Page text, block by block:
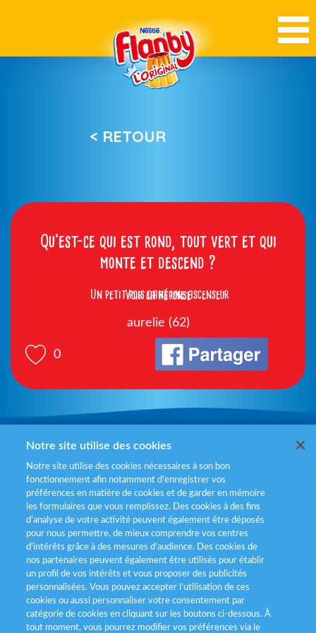
< RETOUR
Qu’est-ce qui est rond, tout vert et qui
monte et descend ?
Voir la réponse
Un petit pois dans une ascenseur
0
aurelie (62)
Mentions légales
Politiques de gestion des cookies
Politique données personnelles
Services consommateurs
Déclaration d’accessibilité
Notre site utilise des cookies
Notre site utilise des cookies nécessaires à son bon
fonctionnement afin notamment d’enregistrer vos
préférences en matière de cookies et de garder en mémoire
les formulaires que vous remplissez. Des cookies à des fins
d’analyse de votre activité peuvent également être déposés
pour nous permettre, de mieux comprendre vos centres
d'intérêts grâce à des mesures d’audience. Des cookies de
nos partenaires peuvent également être utilisés pour établir
un profil de vos intérêts et vous proposer des publicités
personnalisées. Vous pouvez accepter l’utilisation de ces
cookies ou aussi personnaliser votre consentement par
catégorie de cookies en cliquant sur les boutons ci-dessous. À
tout moment, vous pourrez modifier vos préférences via le